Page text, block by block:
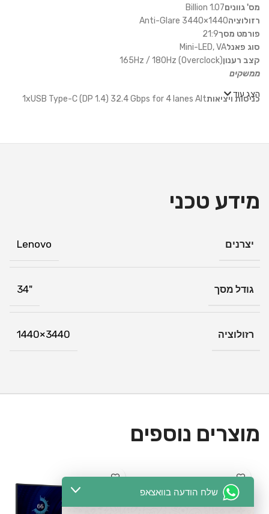
מס' גוונים1.07 Billion
רזולוציהAnti-Glare 3440×1440
פורמט מסך21:9
סוג פאנלMini-LED, VA
קצב רענון165Hz / 180Hz (Overclock)
ממשקים
כניסות ויציאות1xUSB Type-C (DP 1.4) 32.4 Gbps for 4 lanes Alt
התקנה על קיר100x100mm
תכונות עיצוב
הצג עוד
מידע טכני
יצרנים Lenovo
גודל מסך "34
רזולוציה 3440×1440
מוצרים נוספים
שלח הודעה בוואצאפ